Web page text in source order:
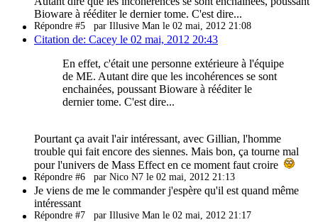
Bioware à rééditer le dernier tome. C'est dire...
Répondre #5 par Illusive Man le 02 mai, 2012 21:08
Citation de: Cacey le 02 mai, 2012 20:43
En effet, c'était une personne extérieure à l'équipe
de ME. Autant dire que les incohérences se sont
enchainées, poussant Bioware à rééditer le
dernier tome. C'est dire...
Pourtant ça avait l'air intéressant, avec Gillian, l'homme
trouble qui fait encore des siennes. Mais bon, ça tourne mal
pour l'univers de Mass Effect en ce moment faut croire
Répondre #6 par Nico N7 le 02 mai, 2012 21:13
Je viens de me le commander j'espère qu'il est quand même
intéressant
Répondre #7 par Illusive Man le 02 mai, 2012 21:17